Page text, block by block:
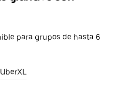
para grupos de hasta 6